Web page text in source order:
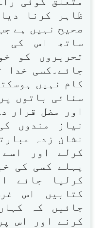
ظاہر کرنا
صحیح نہیں ہے
ساتھ اس کی
تحریروں کو
جائے۔کسی خدا
کام نہیں
سنائی باتوں
اور مضل قرار
نیاز مندوں
نشان زدہ
کرلے اور اسے
پہلے کسی کی
کرلیا جائے
کتابیں اس
جائیں کہ
کرنے اور اس